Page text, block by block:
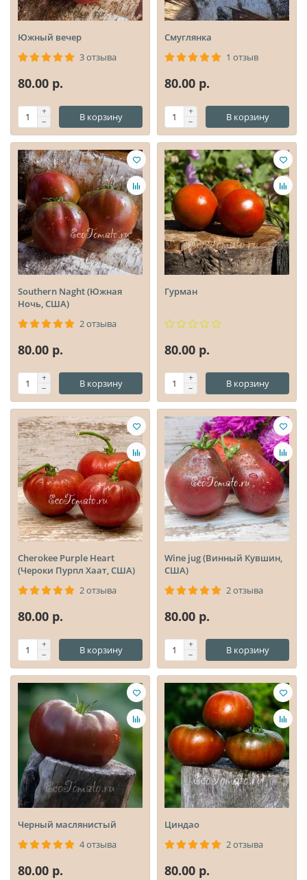
Южный вечер
3 отзыва
80.00 р.
В корзину
Смуглянка
1 отзыв
80.00 р.
В корзину
Southern Naght (Южная
Ночь, США)
2 отзыва
80.00 р.
В корзину
Гурман
80.00 р.
В корзину
Cherokee Purple Heart
(Чероки Пурпл Хаат, США)
2 отзыва
80.00 р.
В корзину
Wine jug (Винный Кувшин,
США)
2 отзыва
80.00 р.
В корзину
Черный маслянистый
4 отзыва
80.00 р.
Циндао
2 отзыва
80.00 р.